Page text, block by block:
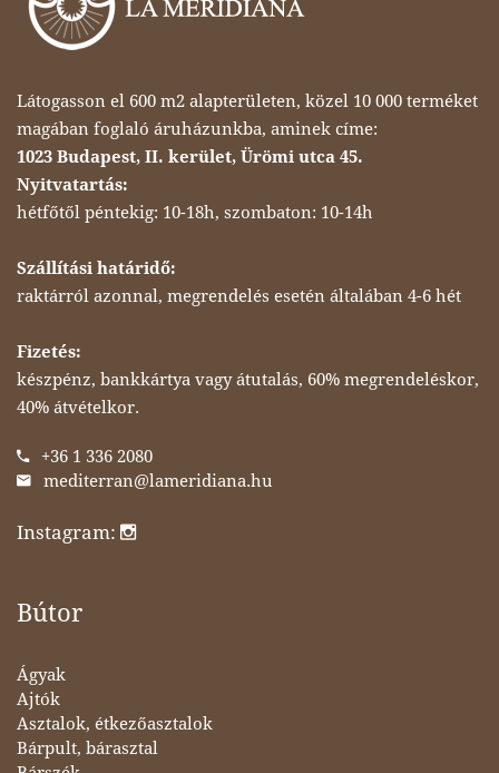
Látogasson el 600 m2 alapterületen, közel 10 000 terméket
magában foglaló áruházunkba, aminek címe:
1023 Budapest, II. kerület, Ürömi utca 45.
Nyitvatartás:
hétfőtől péntekig: 10-18h, szombaton: 10-14h
Szállítási határidő:
raktárról azonnal, megrendelés esetén általában 4-6 hét
Fizetés:
készpénz, bankkártya vagy átutalás, 60% megrendeléskor,
40% átvételkor.
+36 1 336 2080
mediterran@lameridiana.hu
Instagram:
Bútor
Ágyak
Ajtók
Asztalok, étkezőasztalok
Bárpult, bárasztal